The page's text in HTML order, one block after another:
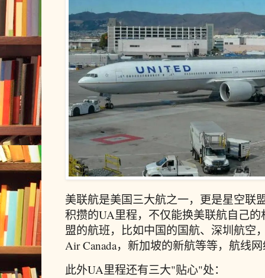
美联航是美国三大航之一，更是星空联
积攒的UA里程，不仅能换美联航自己
盟的航班，比如中国的国航、深圳航空
Air Canada，新加坡的新航等等，航线
此外UA里程还有三大"贴心"处：